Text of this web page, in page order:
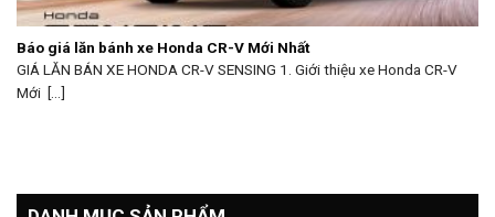
Báo giá lăn bánh xe Honda CR-V Mới Nhất
GIÁ LĂN BÁN XE HONDA CR-V SENSING 1. Giới thiệu xe Honda CR-V
Mới [...]